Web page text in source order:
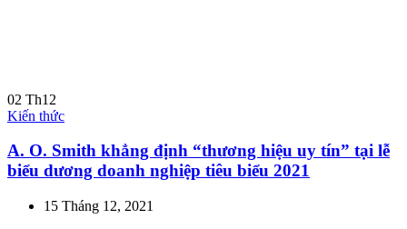
02 Th12
Kiến thức
A. O. Smith khẳng định “thương hiệu uy tín” tại lễ
biểu dương doanh nghiệp tiêu biểu 2021
15 Tháng 12, 2021